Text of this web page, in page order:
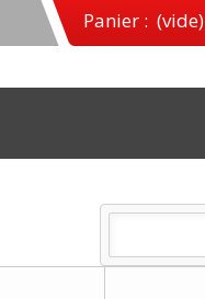
Panier : (vide)